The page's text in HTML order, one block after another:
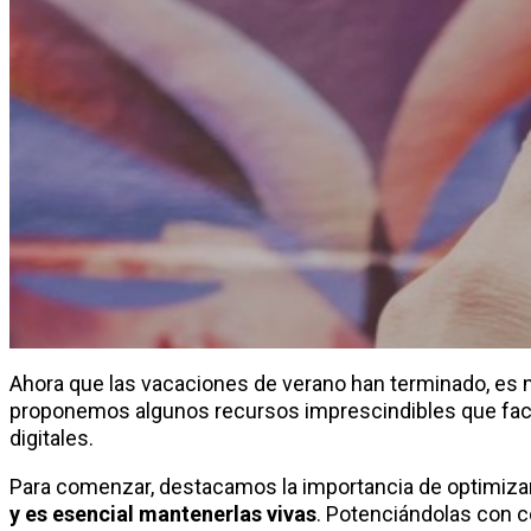
Ahora que las vacaciones de verano han terminado,
proponemos algunos recursos imprescindibles que
digitales.
Para comenzar, destacamos la importancia de
y es esencial mantenerlas vivas. Potenciándolas con